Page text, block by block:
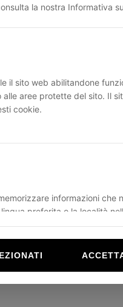
la nostra Informativa
il sito web abilitandone
aree protette del sito. Il
cookie.
informazioni che
preferita o la località
(see the